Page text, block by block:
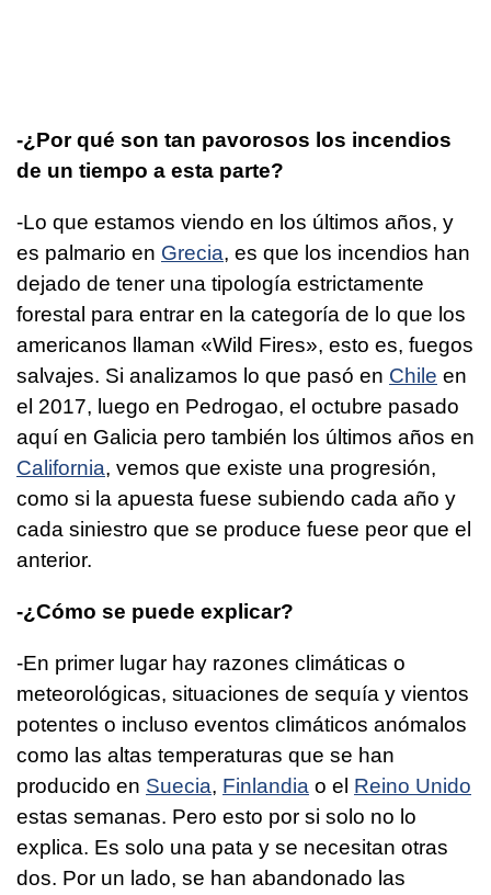
-¿Por qué son tan pavorosos los incendios
de un tiempo a esta parte?
-Lo que estamos viendo en los últimos años, y
es palmario en Grecia, es que los incendios han
dejado de tener una tipología estrictamente
forestal para entrar en la categoría de lo que los
americanos llaman «Wild Fires», esto es, fuegos
salvajes. Si analizamos lo que pasó en Chile en
el 2017, luego en Pedrogao, el octubre pasado
aquí en Galicia pero también los últimos años en
California, vemos que existe una progresión,
como si la apuesta fuese subiendo cada año y
cada siniestro que se produce fuese peor que el
anterior.
-¿Cómo se puede explicar?
-En primer lugar hay razones climáticas o
meteorológicas, situaciones de sequía y vientos
potentes o incluso eventos climáticos anómalos
como las altas temperaturas que se han
producido en Suecia, Finlandia o el Reino Unido
estas semanas. Pero esto por si solo no lo
explica. Es solo una pata y se necesitan otras
dos. Por un lado, se han abandonado las